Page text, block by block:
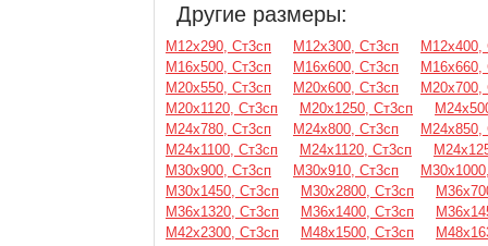
Другие размеры:
М12х290, Ст3сп М12х300, Ст3сп
М12х400,
М16х500, Ст3сп
М16х600, Ст3сп
М16х660,
М20х550, Ст3сп
М20х600, Ст3сп
М20х700,
М20х1120, Ст3сп
М20х1250, Ст3сп
М24х780, Ст3сп
М24х800, Ст3сп
М24х850,
М24х1100, Ст3сп
М24х1120, Ст3сп
М30х900, Ст3сп
М30х910, Ст3сп
М30х1450, Ст3сп
М30х2800, Ст3сп
М36х1320, Ст3сп
М36х1400, Ст3сп
М42х2300, Ст3сп
М48х1500, Ст3сп